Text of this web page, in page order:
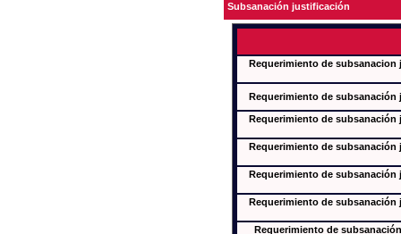
Subsanación justificación
Requerimiento de
Requerimiento de subsanación
Requerimiento de
Requerimiento de
Requerimiento de
Requerimiento de
Requerimiento de